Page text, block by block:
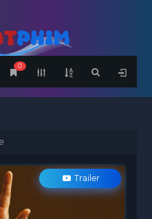
0
Trailer